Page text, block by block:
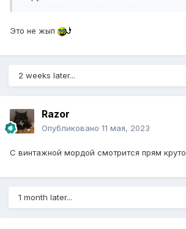
Это не жып
2 weeks later...
Razor
Опубликовано 11 мая, 2023
С винтажной мордой смотрится прям круто
1 month later...